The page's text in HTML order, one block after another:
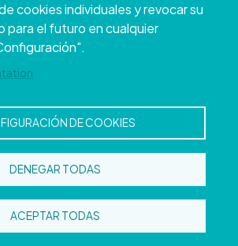
cookies individuales y revocar su
para el futuro en cualquier
DE COOKIES
DENEGAR TODAS
ACEPTAR TODAS
© 2026. Conseil provincial de
Tous droits réservés